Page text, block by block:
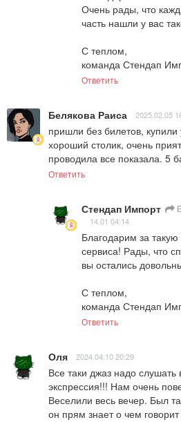
Очень рады, что
часть нашли у вас
С теплом,
команда Стендап
Ответить
Белякова Раиса 2025.02.05
пришли без билетов,
хороший столик, очень
проводила все показала. 5
Ответить
Стендап Импорт
14.01 04:14
Благодарим за
сервиса! Рады, что
вы остались
С теплом,
команда Стендап
Ответить
Оля 2024.04.10 20:29
Все таки джаз надо слушать
экспрессия!!! Нам очень
Веселили весь вечер. Был
он прям знает о чем говорит